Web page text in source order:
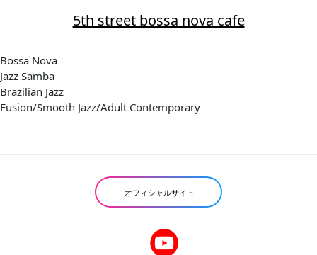
5th street bossa nova cafe
Bossa Nova
Jazz Samba
Brazilian Jazz
Fusion/Smooth Jazz/Adult Contemporary
オフィシャルサイト